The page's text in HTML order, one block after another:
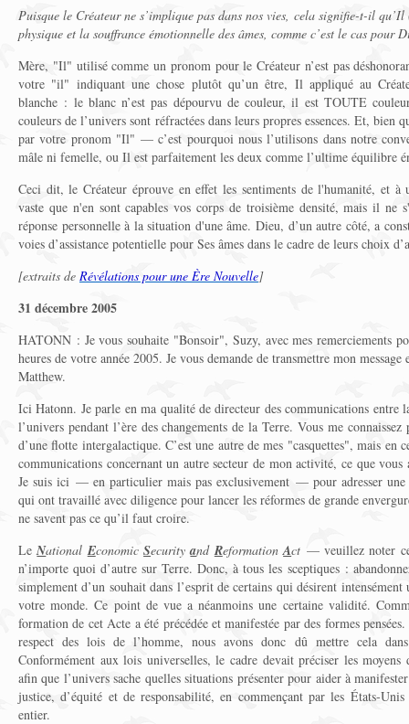
Puisque le Créateur ne s’implique pas dans nos vies, cela signifie-t-il
physique et la souffrance émotionnelle des âmes, comme c’est le cas pour
Mère, "Il" utilisé comme un pronom pour le Créateur n’est pas
votre "il" indiquant une chose plutôt qu’un être, Il appliqué au
blanche : le blanc n’est pas dépourvu de couleur, il est TOUTE
couleurs de l’univers sont réfractées dans leurs propres essences. Et, bien
par votre pronom "Il" — c’est pourquoi nous l’utilisons dans notre
mâle ni femelle, ou Il est parfaitement les deux comme l’ultime équilibre
Ceci dit, le Créateur éprouve en effet les sentiments de l'humanité, et à
vaste que n'en sont capables vos corps de troisième densité, mais il ne
réponse personnelle à la situation d'une âme. Dieu, d’un autre côté, a
voies d’assistance potentielle pour Ses âmes dans le cadre de leurs choix
[extraits de Révélations pour une Ère Nouvelle]
31 décembre 2005
HATONN : Je vous souhaite "Bonsoir", Suzy, avec mes remerciements
heures de votre année 2005. Je vous demande de transmettre mon
Matthew.
Ici Hatonn. Je parle en ma qualité de directeur des communications entre
l’univers pendant l’ère des changements de la Terre. Vous me
d’une flotte intergalactique. C’est une autre de mes "casquettes", mais en
communications concernant un autre secteur de mon activité, ce que
Je suis ici — en particulier mais pas exclusivement — pour adresser
qui ont travaillé avec diligence pour lancer les réformes de grande
ne savent pas ce qu’il faut croire.
LeNationalEconomicSecurityandReformationAct — veuillez noter
n’importe quoi d’autre sur Terre. Donc, à tous les sceptiques :
simplement d’un souhait dans l’esprit de certains qui désirent
votre monde. Ce point de vue a néanmoins une certaine validité.
formation de cet Acte a été précédée et manifestée par des formes
respect des lois de l’homme, nous avons donc dû mettre cela
Conformément aux lois universelles, le cadre devait préciser les
afin que l’univers sache quelles situations présenter pour aider à
justice, d’équité et de responsabilité, en commençant par les États-Unis
entier.